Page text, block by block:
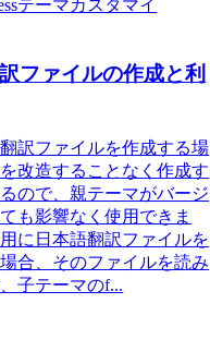
テーマカスタマイ
ファイルの作成と利
訳ファイルを作成する場
改造することなく作成す
ので、親テーマがバージ
も影響なく使用できま
に日本語翻訳ファイルを
合、そのファイルを読み
子テーマのf...